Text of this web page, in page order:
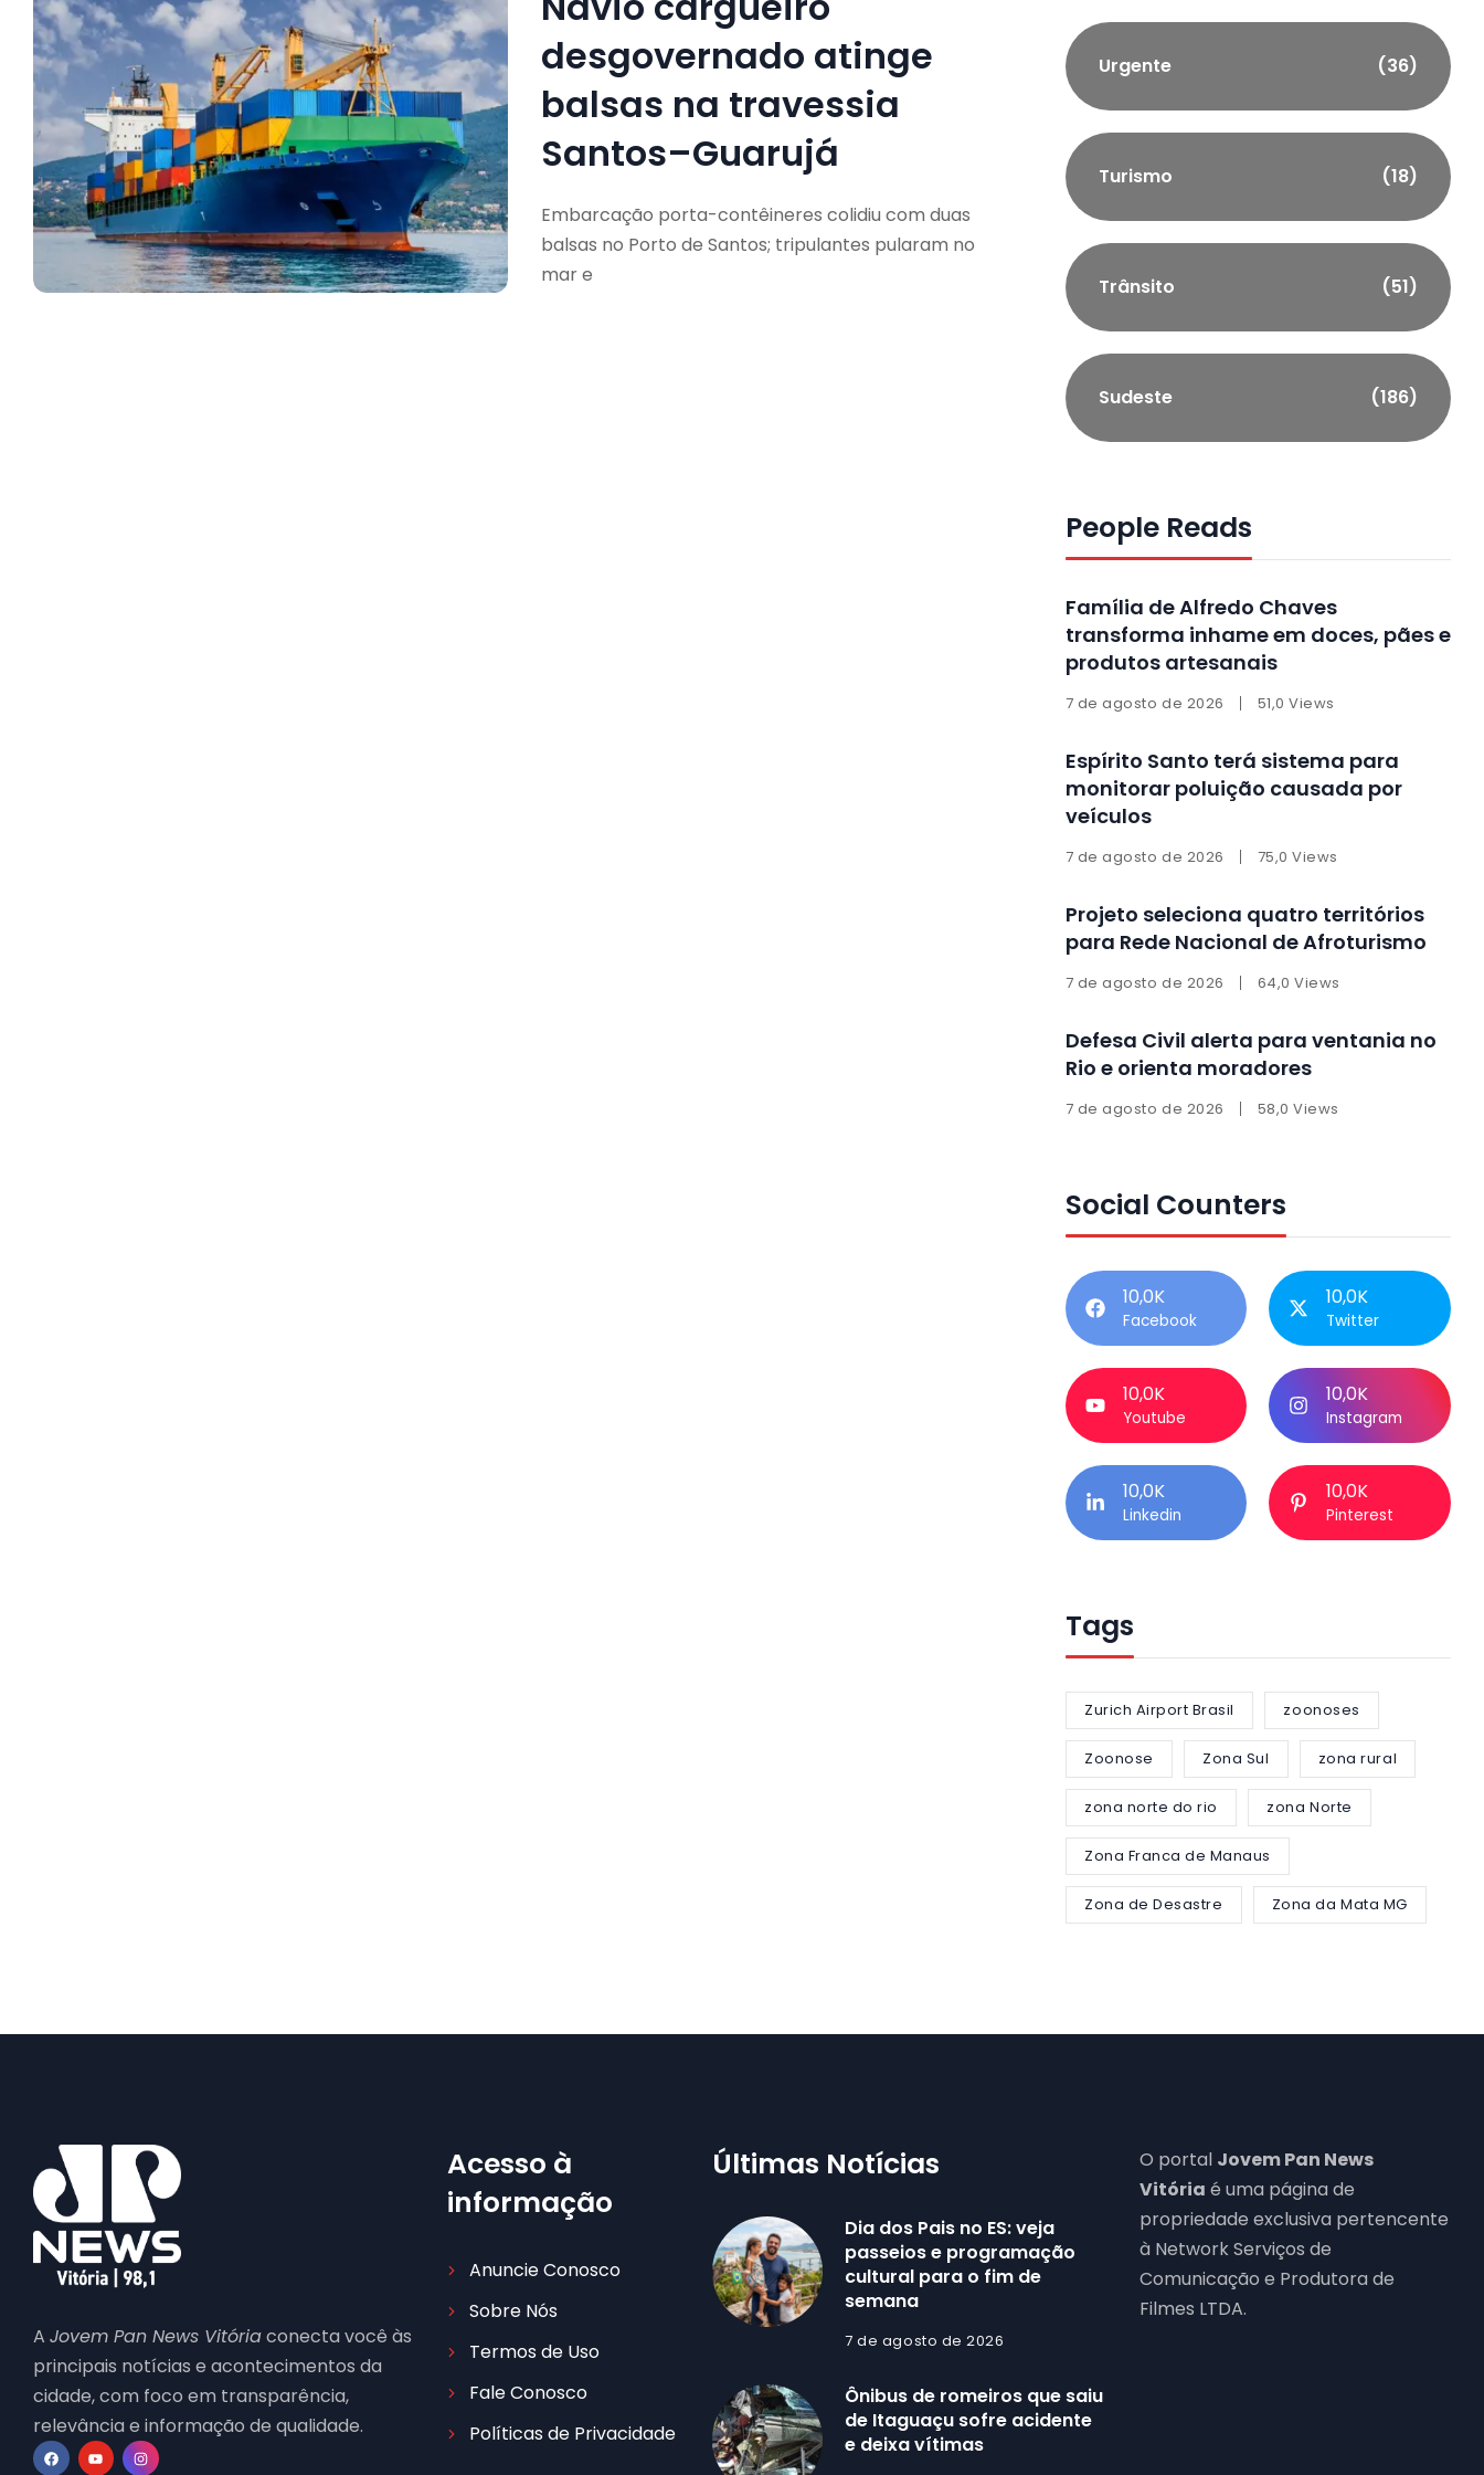
desgovernado atinge
balsas na travessia
Santos–Guarujá
Embarcação porta-contêineres colidiu com duas
balsas no Porto de Santos; tripulantes pularam no
mar e
Urgente (36)
Turismo (18)
Trânsito (51)
Sudeste (186)
People Reads
Família de Alfredo Chaves
transforma inhame em doces, pães e
produtos artesanais
7 de agosto de 2026 51,0 Views
Espírito Santo terá sistema para
monitorar poluição causada por
veículos
7 de agosto de 2026 75,0 Views
Projeto seleciona quatro territórios
para Rede Nacional de Afroturismo
7 de agosto de 2026 64,0 Views
Defesa Civil alerta para ventania no
Rio e orienta moradores
7 de agosto de 2026 58,0 Views
Social Counters
10,0K
Facebook
10,0K
Twitter
10,0K
Youtube
10,0K
Instagram
10,0K
Linkedin
10,0K
Pinterest
Tags
Zurich Airport Brasil zoonoses
Zoonose Zona Sul zona rural
zona norte do rio zona Norte
Zona Franca de Manaus
Zona de Desastre Zona da Mata MG
A Jovem Pan News Vitóriaconecta você às
principais notícias e acontecimentos da
cidade, com foco em transparência,
relevância e informação de qualidade.
Acesso à
informação
Anuncie Conosco
Sobre Nós
Termos de Uso
Fale Conosco
Políticas de Privacidade
Últimas Notícias
Dia dos Pais no ES: veja
passeios e programação
cultural para o fim de
semana
7 de agosto de 2026
Ônibus de romeiros que saiu
de Itaguaçu sofre acidente
e deixa vítimas
O portal Jovem Pan News
Vitória é uma página de
propriedade exclusiva pertencente
à Network Serviços de
Comunicação e Produtora de
Filmes LTDA.